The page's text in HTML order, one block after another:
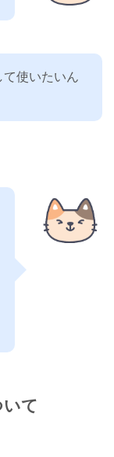
使いたいん
て